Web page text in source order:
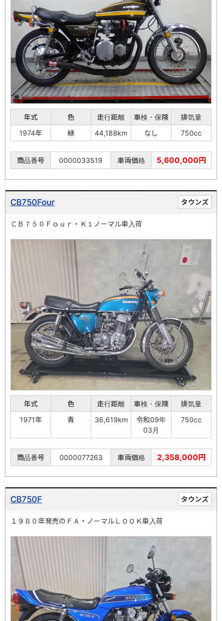
年式 色 走行距離 車検・保険
排気量
1974年
緑 44,188km なし 750cc
商品番号 0000033519 車両価格 5,600,000円
タウンズ
CB750Four
ＣＢ７５０Ｆｏｕｒ・Ｋ１ノーマル車入荷
年式 色 走行距離 車検・保険
排気量
1971年
青 36,619km
令和09年
03月
750cc
商品番号 0000077263 車両価格 2,358,000円
タウンズ
CB750F
１９８０年発売のＦＡ・ノーマルＬＯＯＫ車入荷